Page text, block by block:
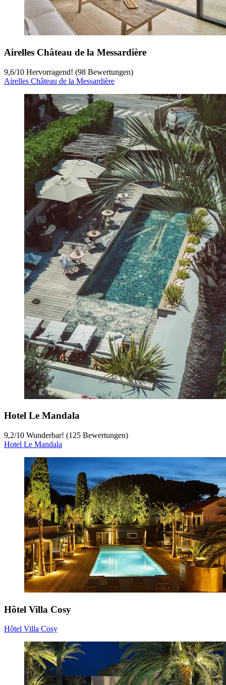
Airelles Château de la Messardière
9,6/10 Hervorragend! (98 Bewertungen)
Airelles Château de la Messardière
Hotel Le Mandala
9,2/10 Wunderbar! (125 Bewertungen)
Hotel Le Mandala
Hôtel Villa Cosy
Hôtel Villa Cosy